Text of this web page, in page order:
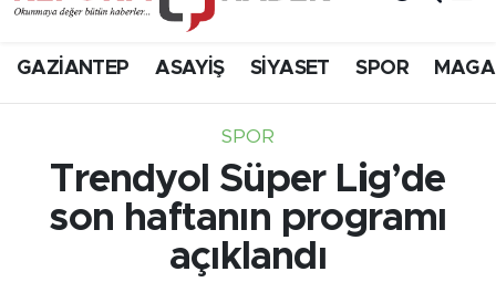
GAZİANTEP ASAYİŞ SİYASET SPOR
SPOR
Trendyol Süper Lig’de
son haftanın programı
açıklandı
Süper Lig Puan Durumu ve Fikstür
Son Dakika Haberleri
Haber Arşivi